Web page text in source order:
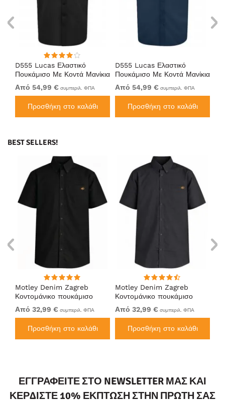
D555 Lucas Ελαστικό
Πουκάμισο Με Κοντά Μανίκια
Ανθεκτικό Στους Λεκέδες
Χωρίς Σιδέρωμα Μαύρο
Από 54,99 € συμπεριλ. ΦΠΑ
Προσθήκη στο καλάθι
D555 Lucas Ελαστικό
Πουκάμισο Με Κοντά Μανίκια
Ανθεκτικό Στους Λεκέδες
Χωρίς Σιδέρωμα Μπλε
Από 54,99 € συμπεριλ. ΦΠΑ
Προσθήκη στο καλάθι
BEST SELLERS!
Motley Denim Zagreb
Κοντομάνικο πουκάμισο
Μαύρο
Από 32,99 € συμπεριλ. ΦΠΑ
Προσθήκη στο καλάθι
Motley Denim Zagreb
Κοντομάνικο πουκάμισο
Ανθρακί
Από 32,99 € συμπεριλ. ΦΠΑ
Προσθήκη στο καλάθι
ΕΓΓΡΑΦΕΊΤΕ ΣΤΟ NEWSLETTER ΜΑΣ ΚΑΙ
ΚΕΡΔΊΣΤΕ 10% ΈΚΠΤΩΣΗ ΣΤΗΝ ΠΡΏΤΗ ΣΑΣ